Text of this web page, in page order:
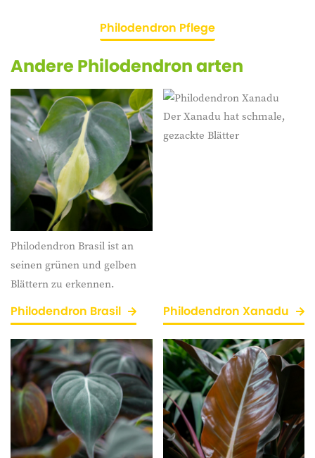
Philodendron Pflege
Andere Philodendron arten
Philodendron Brasil ist an
seinen grünen und gelben
Blättern zu erkennen.
Philodendron Brasil
Der Xanadu hat schmale,
gezackte Blätter
Philodendron Xanadu